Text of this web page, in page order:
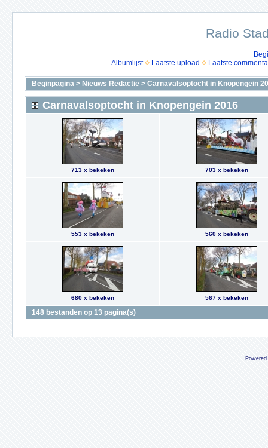
Radio
Albumlijst
Laatste upload Laatste
Beginpagina > Nieuws Redactie > Carnavalsoptocht in Knopengein
Carnavalsoptocht in Knopengein 2016
713 x bekeken 703 x bekeken
553 x bekeken 560 x bekeken
680 x bekeken 567 x bekeken
148 bestanden op 13 pagina(s)